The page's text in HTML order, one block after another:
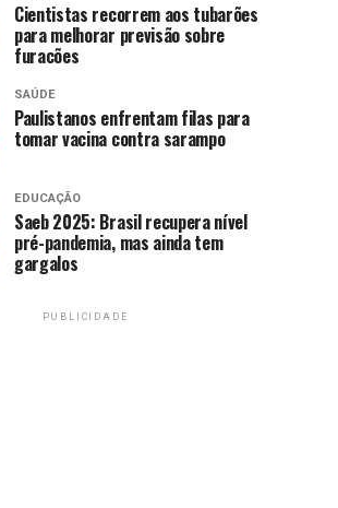
Cientistas recorrem aos tubarões
para melhorar previsão sobre
furacões
SAÚDE
Paulistanos enfrentam filas para
tomar vacina contra sarampo
EDUCAÇÃO
Saeb 2025: Brasil recupera nível
pré-pandemia, mas ainda tem
gargalos
PUBLICIDADE